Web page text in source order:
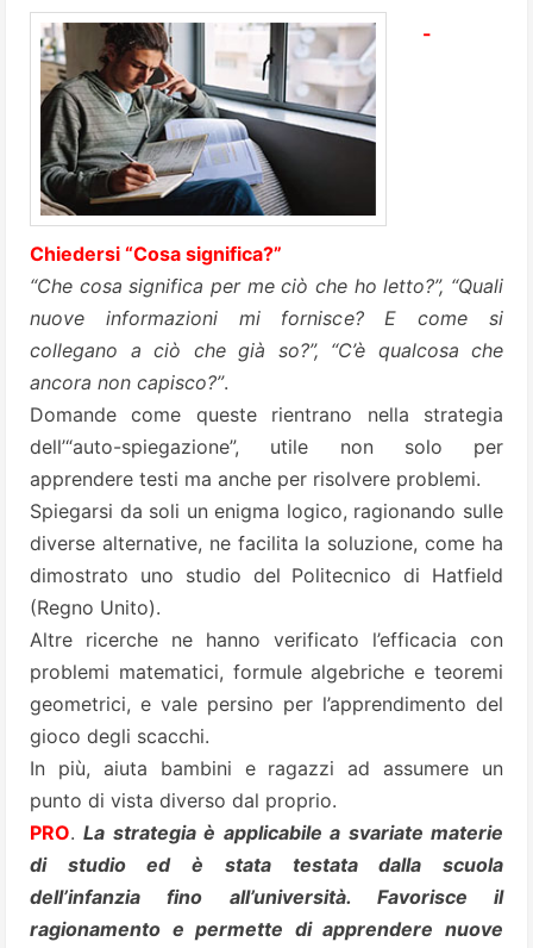
-
Chiedersi “Cosa significa?”
“Che cosa significa per me ciò che ho letto?”, “Quali
nuove informazioni mi fornisce? E come si
collegano a ciò che già so?”, “C’è qualcosa che
ancora non capisco?”.
Domande come queste rientrano nella strategia
dell’“auto-spiegazione”, utile non solo per
apprendere testi ma anche per risolvere problemi.
Spiegarsi da soli un enigma logico, ragionando sulle
diverse alternative, ne facilita la soluzione, come ha
dimostrato uno studio del Politecnico di Hatfield
(Regno Unito).
Altre ricerche ne hanno verificato l’efficacia con
problemi matematici, formule algebriche e teoremi
geometrici, e vale persino per l’apprendimento del
gioco degli scacchi.
In più, aiuta bambini e ragazzi ad assumere un
punto di vista diverso dal proprio.
PRO.La strategia è applicabile a svariate materie
di studio ed è stata testata dalla scuola
dell’infanzia fino all’università. Favorisce il
ragionamento e permette di apprendere nuove